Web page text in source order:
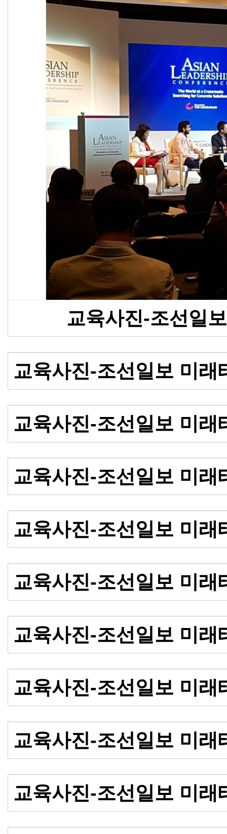
교육사진-조선일
교육사진-조선일보 미
교육사진-조선일보 미
교육사진-조선일보 미
교육사진-조선일보 미
교육사진-조선일보 미
교육사진-조선일보 미
교육사진-조선일보 미
교육사진-조선일보 미
교육사진-조선일보 미